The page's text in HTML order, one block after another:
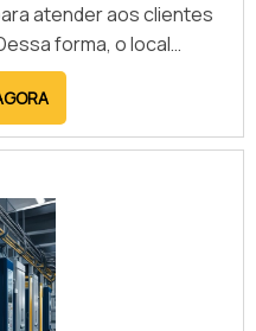
atender aos clientes
forma, o local
desenvolver qualquer
de acordo com as
preferências do cliente.
Informações gerai.